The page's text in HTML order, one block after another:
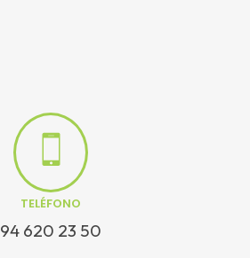
TELÉFONO
94 620 23 50